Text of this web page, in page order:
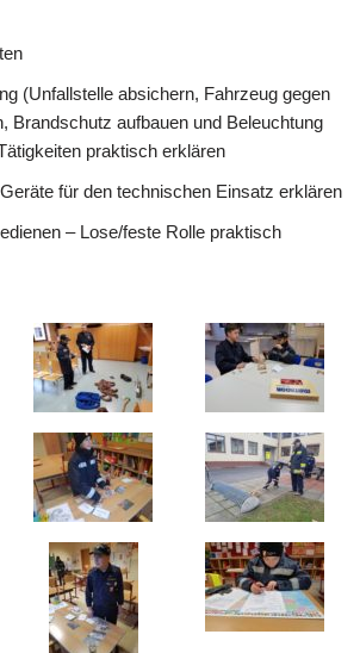
(Unfallstelle absichern, Fahrzeug gegen
Brandschutz aufbauen und Beleuchtung
praktisch erklären
für den technischen Einsatz erklären
– Lose/feste Rolle praktisch